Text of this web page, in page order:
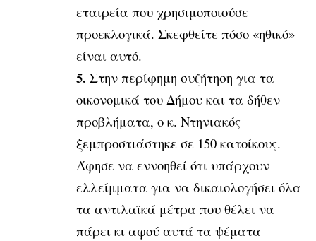
εταιρεία που χρησιμοποιούσε
προεκλογικά. Σκεφθείτε πόσο «ηθικό»
είναι αυτό.
5. Στην περίφημη συζήτηση για τα
οικονομικά του Δήμου και τα δήθεν
προβλήματα, ο κ. Ντηνιακός
ξεμπροστιάστηκε σε 150 κατοίκους.
Άφησε να εννοηθεί ότι υπάρχουν
ελλείμματα για να δικαιολογήσει όλα
τα αντιλαϊκά μέτρα που θέλει να
πάρει κι αφού αυτά τα ψέματα